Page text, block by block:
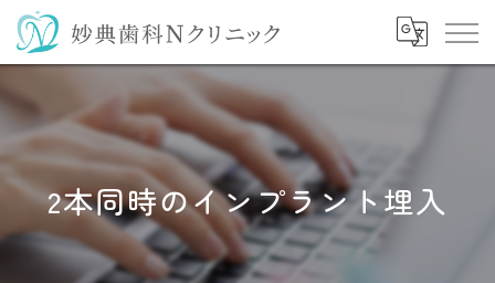
2本同時のインプラント埋入